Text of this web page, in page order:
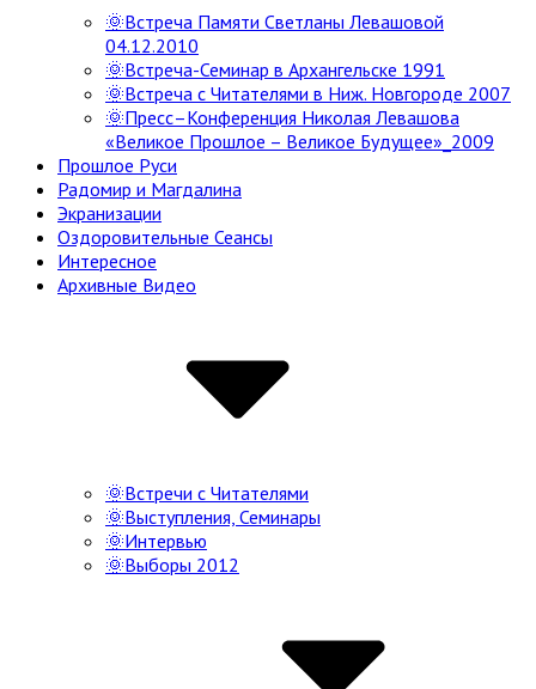
🌞Встреча Памяти Светланы Левашовой
04.12.2010
🌞Встреча-Семинар в Архангельске 1991
🌞Встреча с Читателями в Ниж. Новгороде 2007
🌞Пресс–Конференция Николая Левашова
«Великое Прошлое – Великое Будущее»_2009
Прошлое Руси
Радомир и Магдалина
Экранизации
Оздоровительные Сеансы
Интересное
Архивные Видео
🌞Встречи с Читателями
🌞Выступления, Семинары
🌞Интервью
🌞Выборы 2012